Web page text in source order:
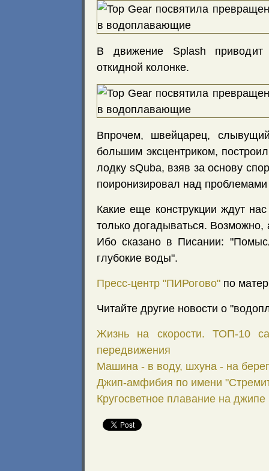
В движение Splash приводит
откидной колонке.
Впрочем, швейцарец,
большим эксцентриком,
лодку sQuba, взяв за основу
поиронизировал над
Какие еще конструкции ждут
только догадываться. Возможно,
Ибо сказано в Писании:
глубокие воды".
Пресс-центр "ПИРогово" по
Читайте другие новости о
Жизнь на скорости. ТОП-10
передвижения
Машина - в воду, шхуна - на берег
Джип-амфибия по имени
Кругосветное плавание на джипе